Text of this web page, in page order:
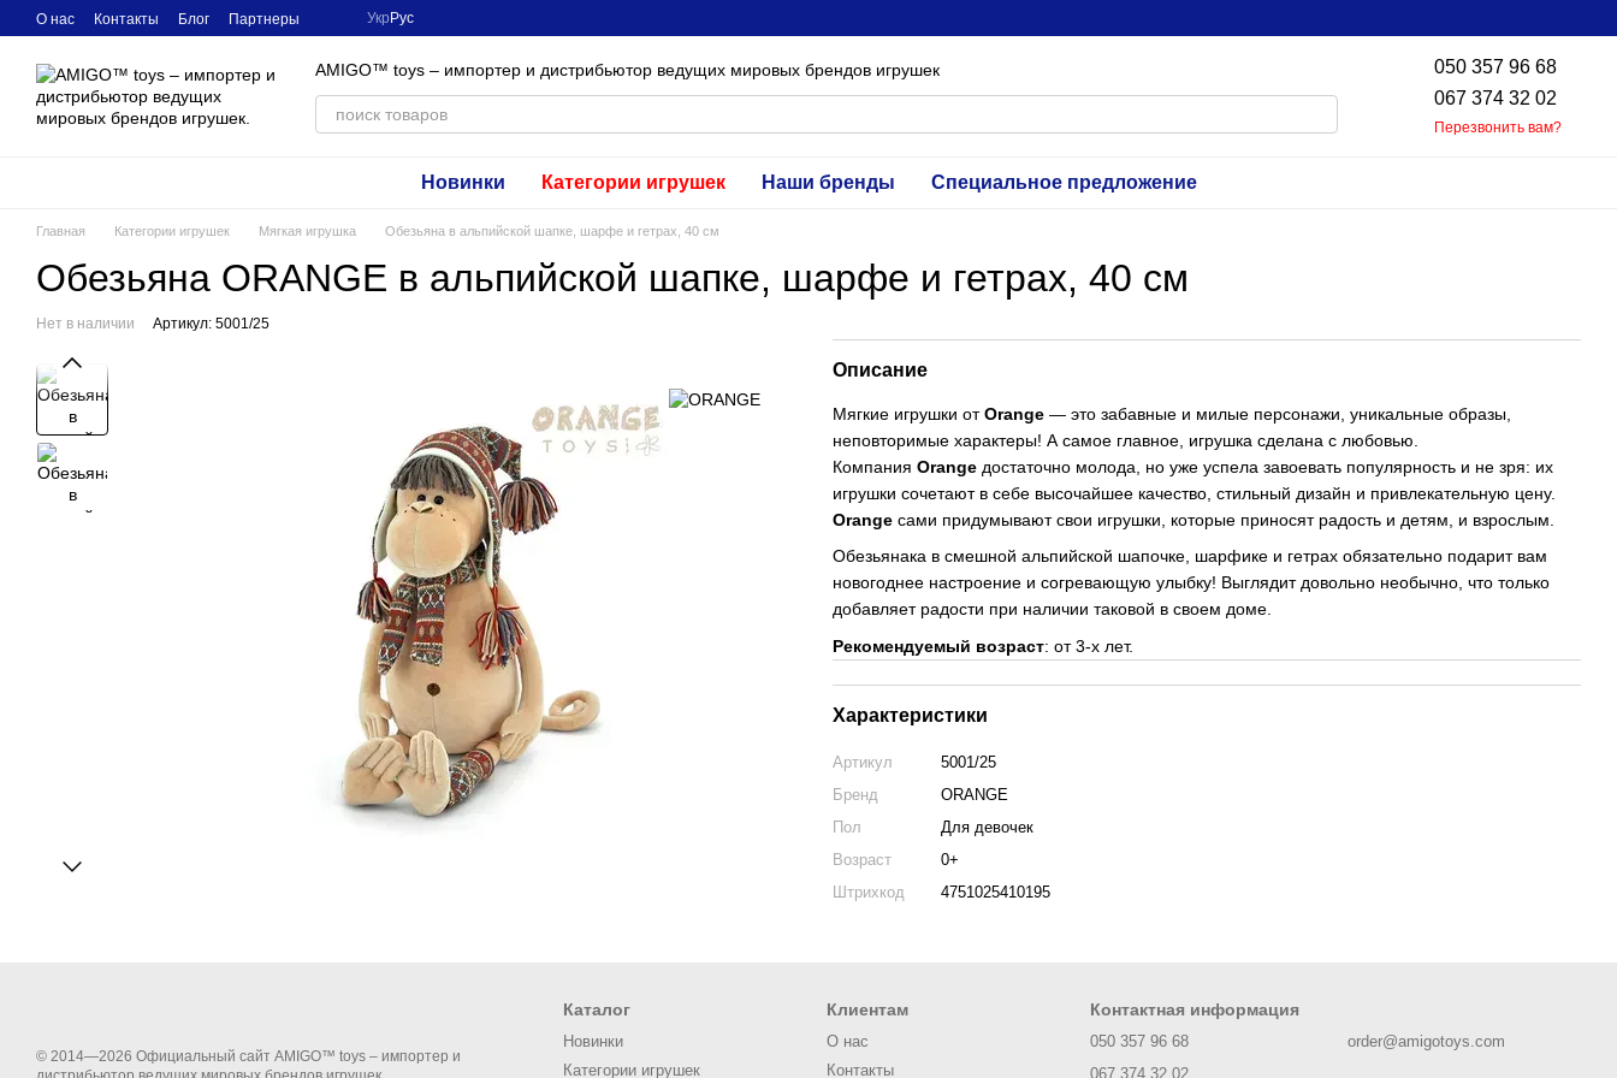
Перейти к основному контенту
О нас Контакты Блог Партнеры Укр Рус
AMIGO™ toys – импортер и дистрибьютор ведущих мировых брендов игрушек
050 357 96 68
067 374 32 02
Перезвонить вам?
Новинки Категории игрушек Наши бренды Специальное предложение
Главная Категории игрушек Мягкая игрушка Обезьяна в альпийской шапке, шарфе и гетрах, 40 см
Обезьяна ORANGE в альпийской шапке, шарфе и гетрах, 40 см
Нет в наличии Артикул: 5001/25
Описание
Мягкие игрушки отOrange — это забавные и милые персонажи, уникальные образы,
неповторимые характеры! А самое главное, игрушка сделана с любовью.
Компания Orange достаточно молода, но уже успела завоевать популярность и не зря: их
игрушки сочетают в себе высочайшее качество, стильный дизайн и привлекательную цену.
Orange сами придумывают свои игрушки, которые приносят радость и детям, и взрослым.
Обезьянака в смешной альпийской шапочке, шарфике и гетрах обязательно подарит вам
новогоднее настроение и согревающую улыбку! Выглядит довольно необычно, что только
добавляет радости при наличии таковой в своем доме.
Рекомендуемый возраст: от 3-х лет.
Характеристики
Артикул
5001/25
Бренд
ORANGE
Пол
Для девочек
Возраст
0+
Штрихкод
4751025410195
© 2014—2026 Официальный сайт AMIGO™ toys – импортер и
Каталог
Новинки
Категории игрушек
Клиентам
О нас
Контакты
Контактная информация
050 357 96 68
067 374 32 02
order@amigotoys.com